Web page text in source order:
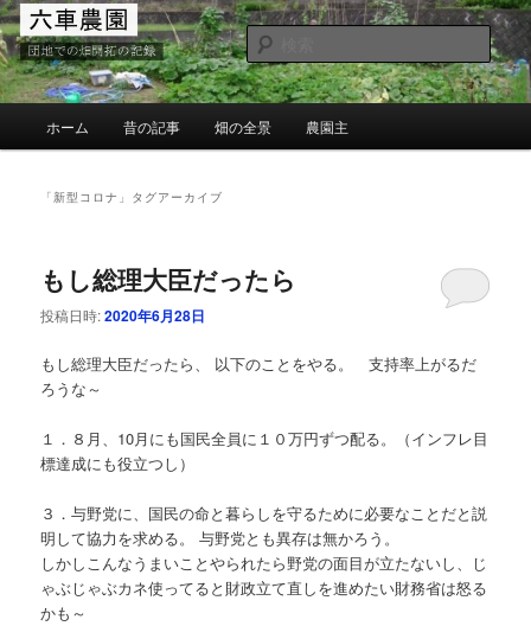
メ
イ
ン
コ
サ
ブ
コ
ン
MG六車農園
団地での畑の開墾と野菜作り
検
索
ホーム 昔の記事 畑の全景 農園主
「新型コロナ 」タグアーカイブ
もし総理大臣だったら
投稿日時:2020年6月28日
もし総理大臣だったら、 以下のことをやる。 支持率上がるだ
ろうな～
１．８月、10月にも国民全員に１０万円ずつ配る。（インフレ目
標達成にも役立つし）
３．与野党に、国民の命と暮らしを守るために必要なことだと説
明して協力を求める。 与野党とも異存は無かろう。
しかしこんなうまいことやられたら野党の面目が立たないし、じ
ゃぶじゃぶカネ使ってると財政立て直しを進めたい財務省は怒る
かも～